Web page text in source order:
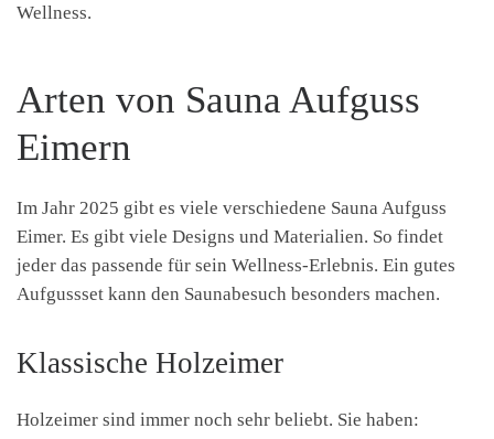
Wellness.
Arten von Sauna Aufguss
Eimern
Im Jahr 2025 gibt es viele verschiedene Sauna Aufguss
Eimer. Es gibt viele Designs und Materialien. So findet
jeder das passende für sein Wellness-Erlebnis. Ein gutes
Aufgussset kann den Saunabesuch besonders machen.
Klassische Holzeimer
Holzeimer sind immer noch sehr beliebt. Sie haben: